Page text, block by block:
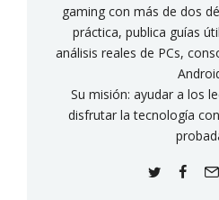
gaming con más de dos
práctica, publica guías
análisis reales de PCs,
Su misión: ayudar a los
disfrutar la tecnología